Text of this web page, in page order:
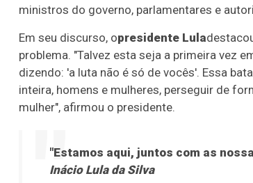
ministros do governo, parlamentares e
Em seu discurso, opresidente Lula
problema. "Talvez esta seja a primeira vez
dizendo: 'a luta não é só de vocês'. Essa
inteira, homens e mulheres, perseguir de
mulher", afirmou o presidente.
"Estamos aqui, juntos com as
Inácio Lula da Silva